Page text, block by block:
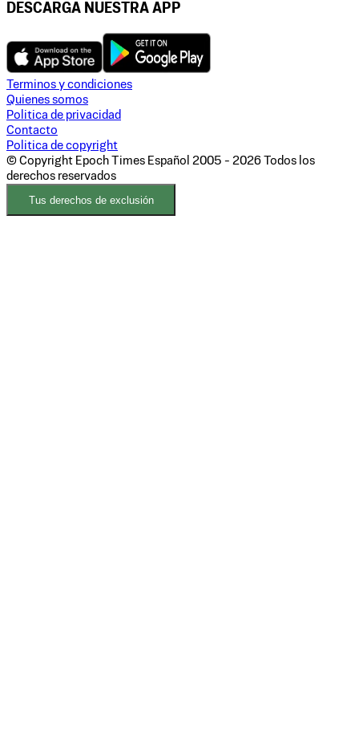
DESCARGA NUESTRA APP
Terminos y condiciones
Quienes somos
Politica de privacidad
Contacto
Politica de copyright
© Copyright Epoch Times Español 2005 - 2026 Todos los
derechos reservados
Tus derechos de exclusión